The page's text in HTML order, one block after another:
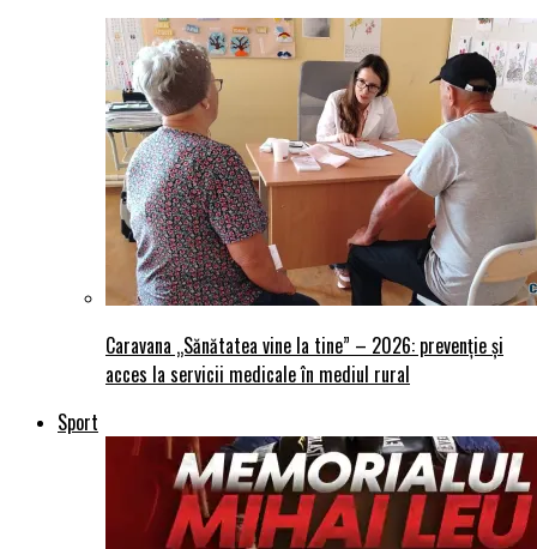
Caravana „Sănătatea vine la tine” – 2026: prevenție și
acces la servicii medicale în mediul rural
Sport